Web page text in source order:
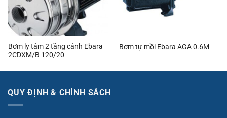
Bơm ly tâm 2 tầng cánh Ebara
2CDXM/B 120/20
Bơm tự mồi Ebara AGA 0.6M
QUY ĐỊNH & CHÍNH SÁCH